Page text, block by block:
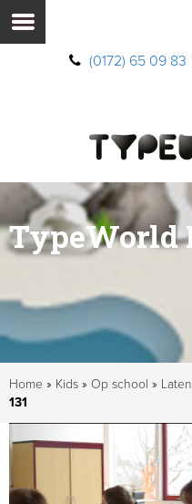
(0172) 65 09 83
TypeWorld
Home » Kids » Op school »
131